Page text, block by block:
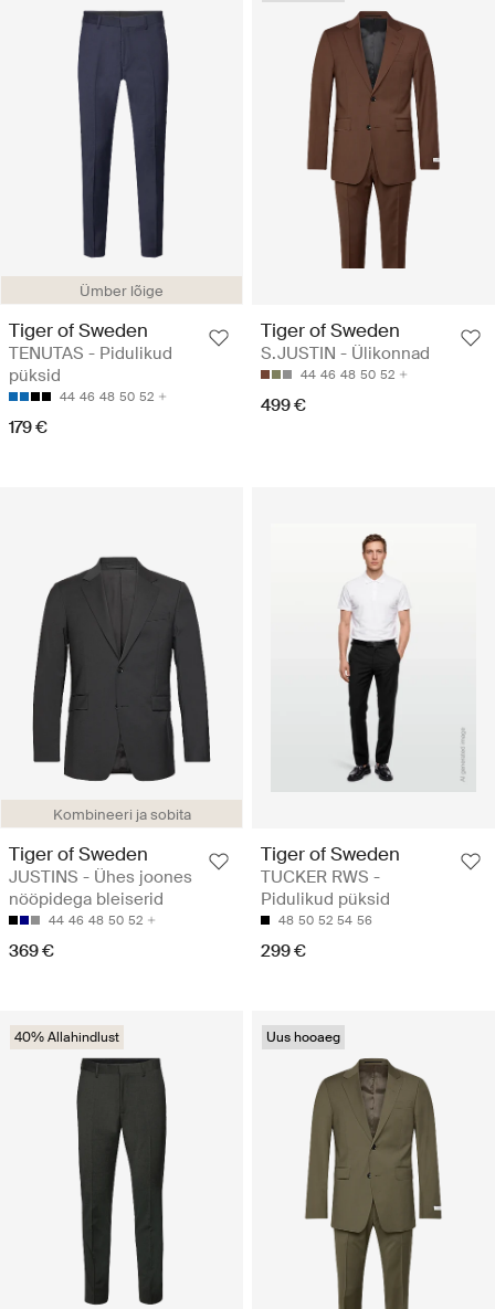
Ümber lõige
Tiger of Sweden
TENUTAS - Pidulikud
püksid
44 46 48 50 52
179 €
Tiger of Sweden
S.JUSTIN - Ülikonnad
44 46 48 50 52
499 €
Kombineeri ja sobita
Tiger of Sweden
JUSTINS - Ühes joones
nööpidega bleiserid
44 46 48 50 52
369 €
Tiger of Sweden
TUCKER RWS -
Pidulikud püksid
48 50 52 54 56
299 €
40% Allahindlust Uus hooaeg